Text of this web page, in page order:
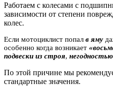
Работаем с колесами с
зависимости от степени
колес.
Если мотоциклист попал в яму
особенно когда возникает
подвески из строя,
По этой причине мы
стандартные значения.